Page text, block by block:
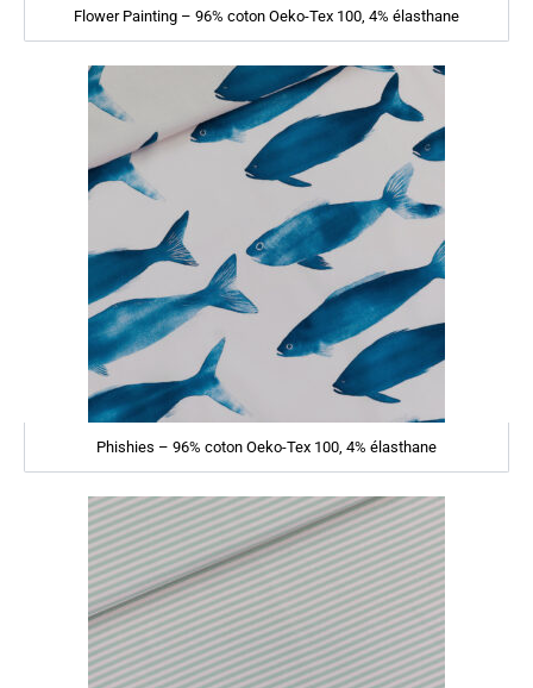
Flower Painting – 96% coton Oeko-Tex 100, 4% élasthane
Phishies – 96% coton Oeko-Tex 100, 4% élasthane